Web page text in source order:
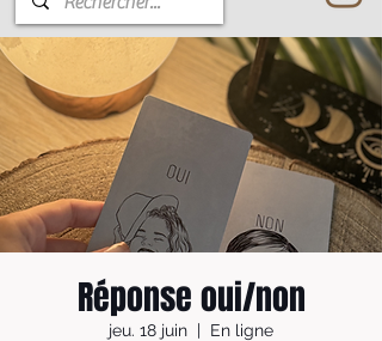
Réponse oui/non
jeu. 18 juin
  |
En ligne